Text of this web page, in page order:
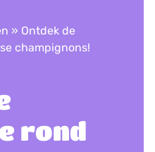
» Ontdek de
champignons!
rond